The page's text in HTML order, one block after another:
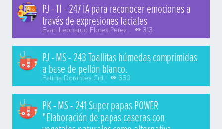
PJ - TI - 247 IA para reconocer emociones a
través de expresiones faciales
Evan Leonardo Flores Perez | 313
PJ - MS - 243 Toallitas húmedas comprimidas
a base de pellón blanco.
Fatima Dorantes Cid | 650
PK - MS - 241 Super papas POWER
"Elaboración de papas caseras con